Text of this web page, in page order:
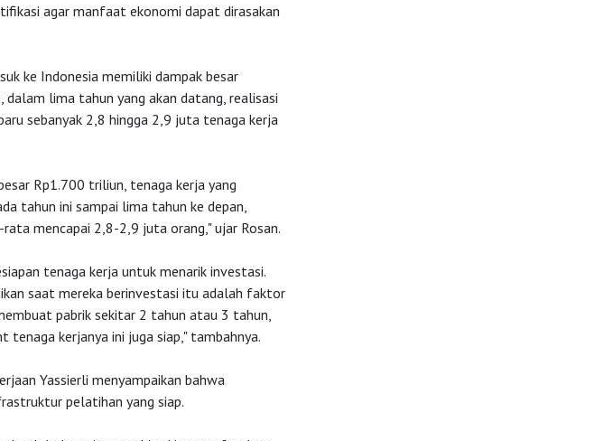
agar manfaat ekonomi dapat dirasakan
ke Indonesia memiliki dampak besar
lima tahun yang akan datang, realisasi
sebanyak 2,8 hingga 2,9 juta tenaga kerja
Rp1.700 triliun, tenaga kerja yang
tahun ini sampai lima tahun ke depan,
mencapai 2,8-2,9 juta orang," ujar Rosan.
tenaga kerja untuk menarik investasi.
saat mereka berinvestasi itu adalah faktor
pabrik sekitar 2 tahun atau 3 tahun,
kerjanya ini juga siap," tambahnya.
Yassierli menyampaikan bahwa
pelatihan yang siap.